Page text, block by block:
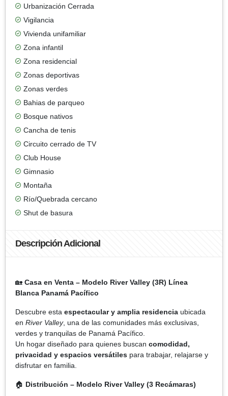
Urbanización Cerrada
Vigilancia
Vivienda unifamiliar
Zona infantil
Zona residencial
Zonas deportivas
Zonas verdes
Bahias de parqueo
Bosque nativos
Cancha de tenis
Circuito cerrado de TV
Club House
Gimnasio
Montaña
Río/Quebrada cercano
Shut de basura
Descripción Adicional
🏡 Casa en Venta – Modelo River Valley (3R) Línea
Blanca Panamá Pacífico
Descubre esta espectacular y amplia residencia ubicada
en River Valley, una de las comunidades más exclusivas,
verdes y tranquilas de Panamá Pacífico.
Un hogar diseñado para quienes buscan comodidad,
privacidad y espacios versátiles para trabajar, relajarse y
disfrutar en familia.
🏠 Distribución – Modelo River Valley (3 Recámaras)